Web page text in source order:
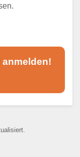
anmelden!